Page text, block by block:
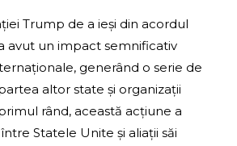
Trump de a ieși din acordul
avut un impact semnificativ
generând o serie de
altor state și organizații
rând, această acțiune a
Statele Unite și aliații săi